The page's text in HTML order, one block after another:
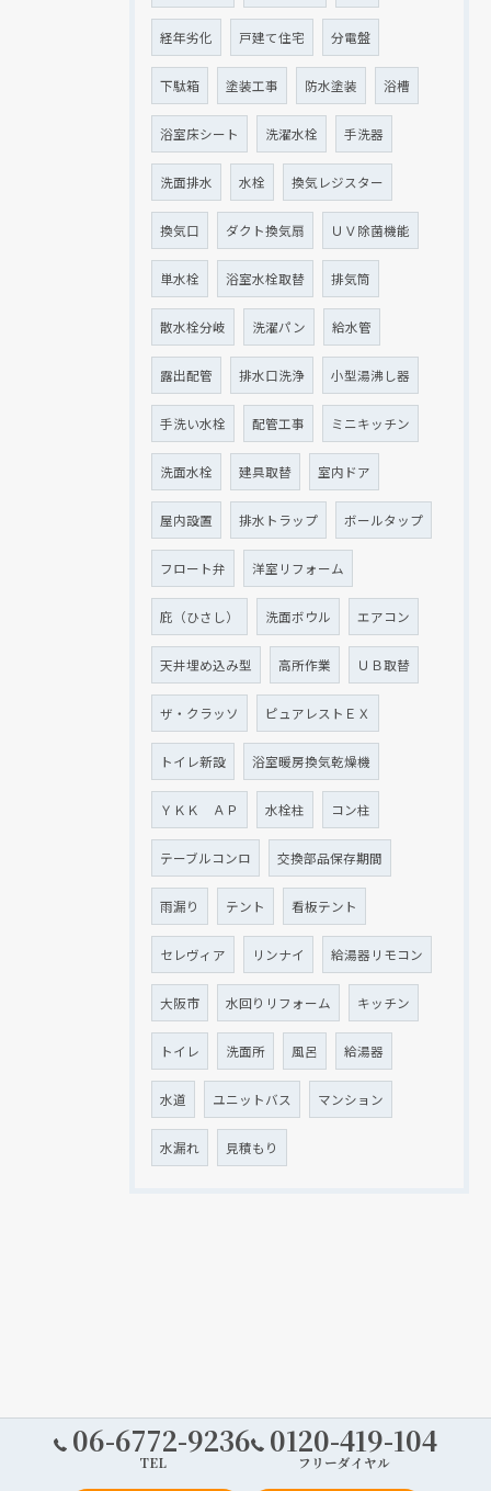
経年劣化 戸建て住宅 分電盤
下駄箱 塗装工事 防水塗装 浴槽
浴室床シート 洗濯水栓 手洗器
洗面排水 水栓 換気レジスター
換気口 ダクト換気扇 ＵＶ除菌機能
単水栓 浴室水栓取替 排気筒
散水栓分岐 洗濯パン 給水管
露出配管 排水口洗浄 小型湯沸し器
手洗い水栓 配管工事 ミニキッチン
洗面水栓 建具取替 室内ドア
屋内設置 排水トラップ ボールタップ
フロート弁 洋室リフォーム
庇（ひさし） 洗面ボウル エアコン
天井埋め込み型 高所作業 ＵＢ取替
ザ・クラッソ ピュアレストＥＸ
トイレ新設 浴室暖房換気乾燥機
ＹＫＫ ＡＰ 水栓柱 コン柱
テーブルコンロ 交換部品保存期間
雨漏り テント 看板テント
セレヴィア リンナイ 給湯器リモコン
大阪市 水回りリフォーム キッチン
トイレ 洗面所 風呂 給湯器
水道 ユニットバス マンション
水漏れ 見積もり
06-6772-9236
TEL
0120-419-104
フリーダイヤル